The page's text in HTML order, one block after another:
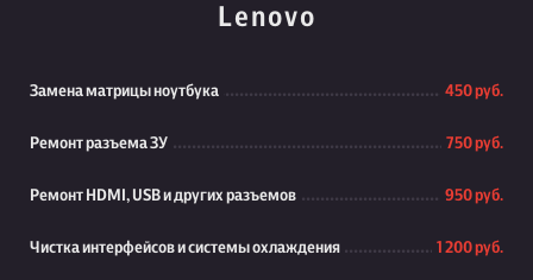
Lenovo
Замена матрицы ноутбука 450 руб.
Ремонт разъема ЗУ 750 руб.
Ремонт HDMI, USB и других разъемов 950 руб.
Чистка интерфейсов и системы охлаждения 1 200 руб.